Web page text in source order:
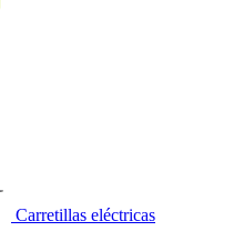
Carretillas eléctricas